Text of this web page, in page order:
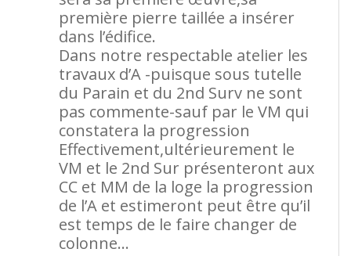
première pierre taillée a insérer
dans l’édifice.
Dans notre respectable atelier les
travaux d’A -puisque sous tutelle
du Parain et du 2nd Surv ne sont
pas commente-sauf par le VM qui
constatera la progression
Effectivement,ultérieurement le
VM et le 2nd Sur présenteront aux
CC et MM de la loge la progression
de l’A et estimeront peut être qu’il
est temps de le faire changer de
colonne…